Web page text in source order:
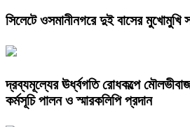
সিলেটে ওসমানীনগরে দুই বাসের মুখোমুখি
দ্রব্যমূল্যের ঊর্ধ্বগতি রোধকল্পে
কর্মসূচি পালন ও স্মারকলিপি প্রদান